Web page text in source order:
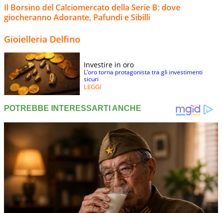
Il Borsino del Calciomercato della Serie B: dove
giocheranno Adorante, Pafundi e Sibilli
Gioielleria Delfino
Investire in oro
L’oro torna protagonista tra gli investimenti
sicuri
LEGGI